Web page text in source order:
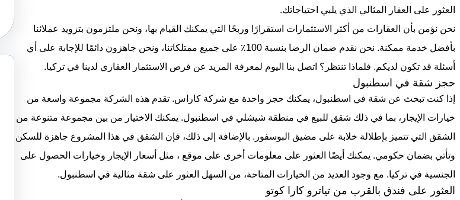
العثور على العقار المثالي الذي يلبي احتياجاتك.
نحن نؤمن بأن العقارات من أكثر الاستثمارات استقرارًا وربحًا التي يمكنك القيام بها، ونحن ملتزمون بتزويد عملائنا
بأفضل خدمة ممكنة. نحن نقدم ضمان الرضا بنسبة 100٪ على جميع ممتلكاتنا، ونحن جاهزون دائمًا للإجابة على أي
أسئلة قد تكون لديكم. فلماذا تنتظر؟ اتصل بنا اليوم لمعرفة المزيد عن فرص الاستثمار العقاري لدينا في تركيا.
حجز شقة في اسطنبول
إذا كنت تبحث عن شقة في اسطنبول، يمكنك حجز واحدة مع شركة كاراس. تقدم هذه الشركة مجموعة واسعة من
خيارات الإيجار، بما في ذلك شقق للبيع في منطقة شيشلي في اسطنبول. يمكنك الاختيار من بين مجموعة متنوعة من
الشقق التي تتميز بإطلالة خلابة على مضيق البوسفور. بالإضافة إلى ذلك، فإن الشقق في هذا المشروع جاهزة للسكن
وتأتي بضمان حكومي. يمكنك أيضًا العثور على معلومات أخرى على موقع ، مثل أسعار الإيجار وخيارات الحصول على
الجنسية في تركيا. مع وجود العديد من الخيارات المتاحة، من السهل العثور على شقة مثالية في اسطنبول.
العثور على فندق بالقرب من تياترو كارا كوتو